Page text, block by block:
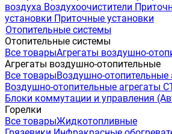
воздуха Воздухоочистители
установки Приточные установки
Отопительные системы
Отопительные системы
Все товарыАгрегаты воздушно-
Агрегаты воздушно-отопительные
Все товарыВоздушно-отопительные
Воздушно-отопительные агрегаты
Блоки коммутации и управления
Горелки
Все товарыЖидкотопливные